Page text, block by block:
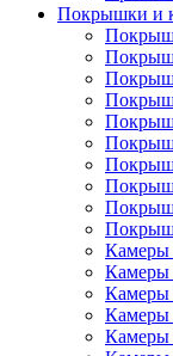
Покрышки и
Камеры
Камеры
Камеры
Камеры
Камеры